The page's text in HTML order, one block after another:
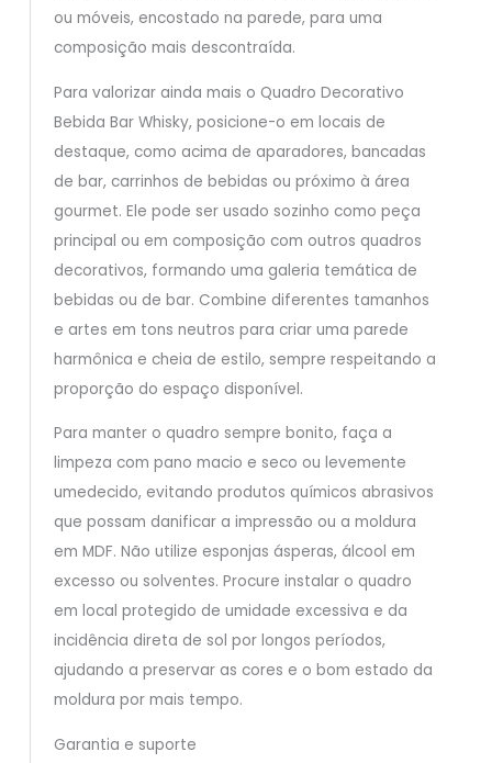
ou móveis, encostado na parede, para uma
composição mais descontraída.
Para valorizar ainda mais o Quadro Decorativo
Bebida Bar Whisky, posicione-o em locais de
destaque, como acima de aparadores, bancadas
de bar, carrinhos de bebidas ou próximo à área
gourmet. Ele pode ser usado sozinho como peça
principal ou em composição com outros quadros
decorativos, formando uma galeria temática de
bebidas ou de bar. Combine diferentes tamanhos
e artes em tons neutros para criar uma parede
harmônica e cheia de estilo, sempre respeitando a
proporção do espaço disponível.
Para manter o quadro sempre bonito, faça a
limpeza com pano macio e seco ou levemente
umedecido, evitando produtos químicos abrasivos
que possam danificar a impressão ou a moldura
em MDF. Não utilize esponjas ásperas, álcool em
excesso ou solventes. Procure instalar o quadro
em local protegido de umidade excessiva e da
incidência direta de sol por longos períodos,
ajudando a preservar as cores e o bom estado da
moldura por mais tempo.
Garantia e suporte